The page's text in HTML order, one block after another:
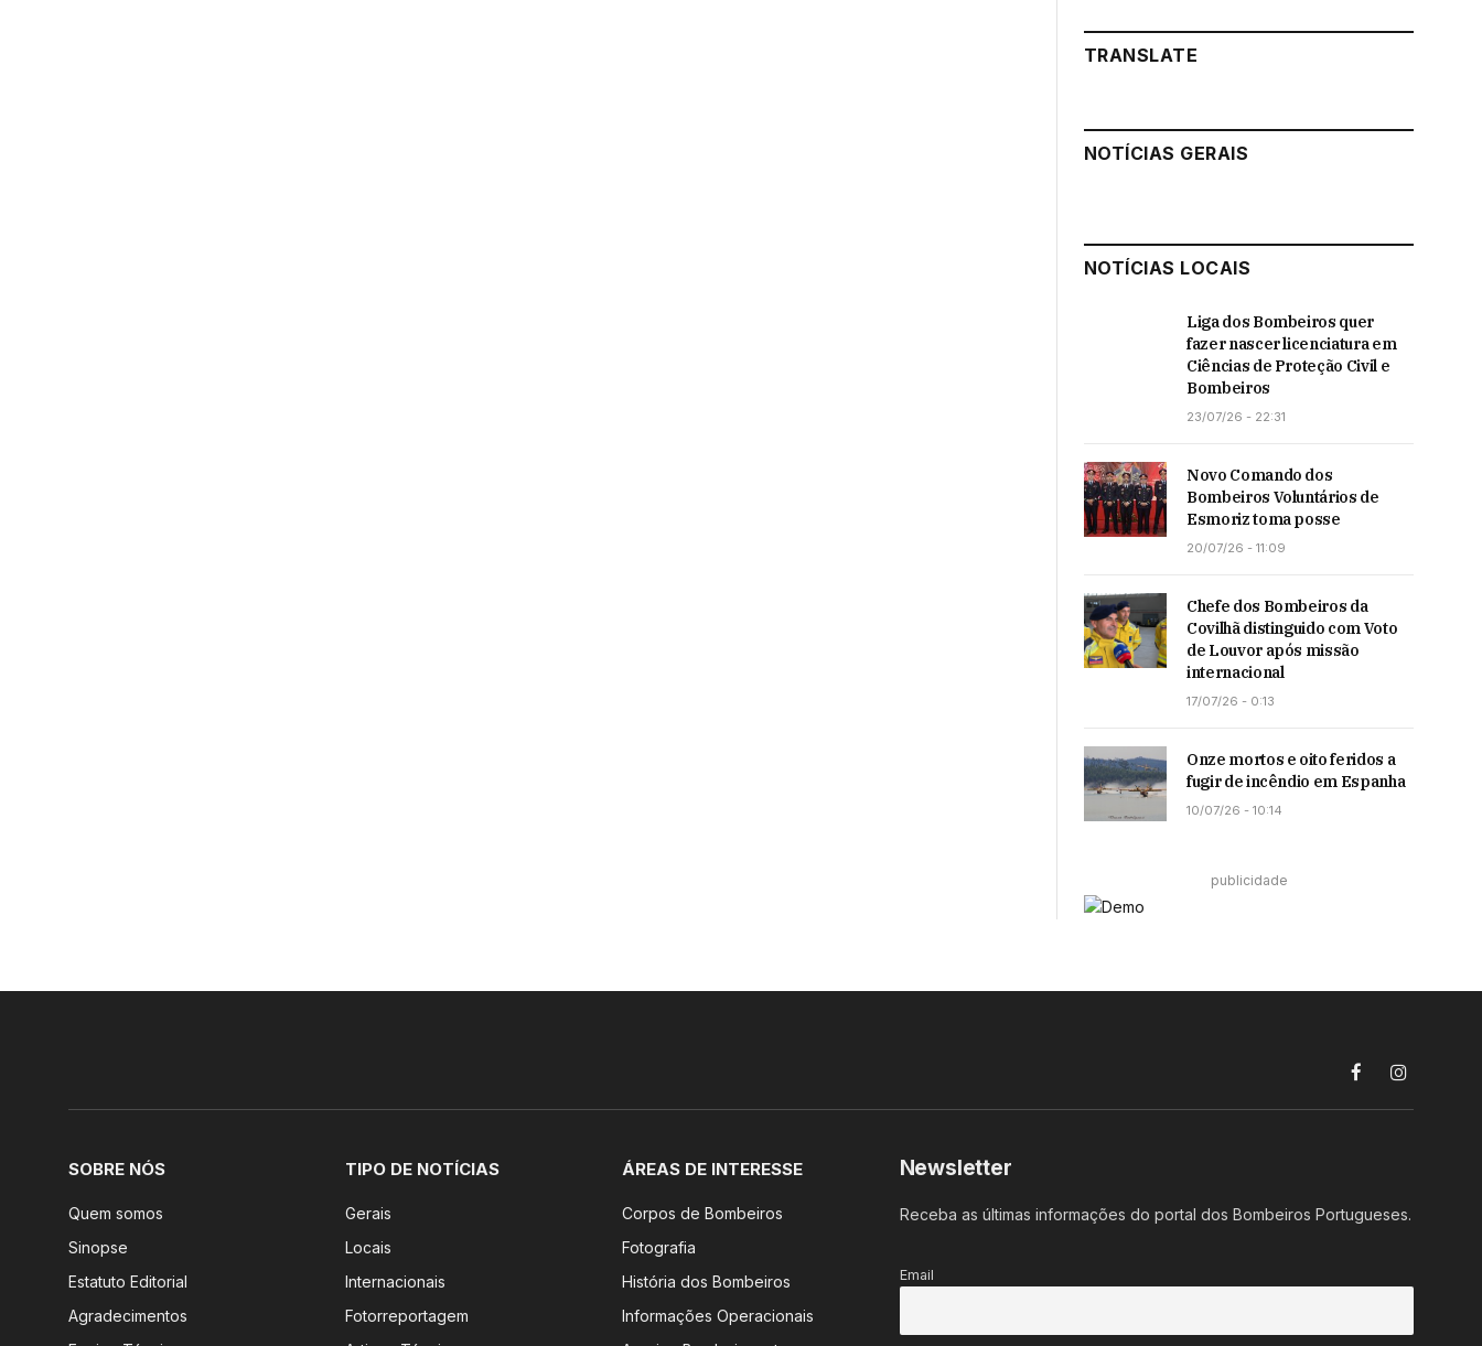
TRANSLATE
NOTÍCIAS GERAIS
NOTÍCIAS LOCAIS
Liga dos Bombeiros quer
fazer nascer licenciatura em
Ciências de Proteção Civil e
Bombeiros
23/07/26 - 22:31
Novo Comando dos
Bombeiros Voluntários de
Esmoriz toma posse
20/07/26 - 11:09
Chefe dos Bombeiros da
Covilhã distinguido com Voto
de Louvor após missão
internacional
17/07/26 - 0:13
Onze mortos e oito feridos a
fugir de incêndio em Espanha
10/07/26 - 10:14
publicidade
FacebookInstagram
SOBRE NÓS
Quem somos
Sinopse
Estatuto Editorial
Agradecimentos
TIPO DE NOTÍCIAS
Gerais
Locais
Internacionais
Fotorreportagem
ÁREAS DE INTERESSE
Corpos de Bombeiros
Fotografia
História dos Bombeiros
Informações Operacionais
Newsletter
Receba as últimas informações do portal dos Bombeiros Portugueses.
Email